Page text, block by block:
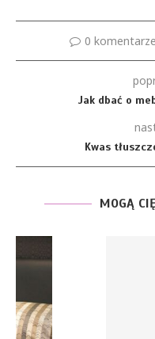
0 komentarze
Jak dbać o
Kwas
MOGĄ